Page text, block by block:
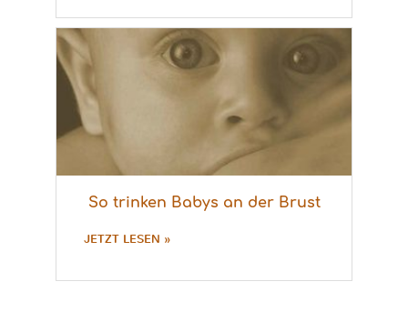
So trinken Babys an der Brust
JETZT LESEN »